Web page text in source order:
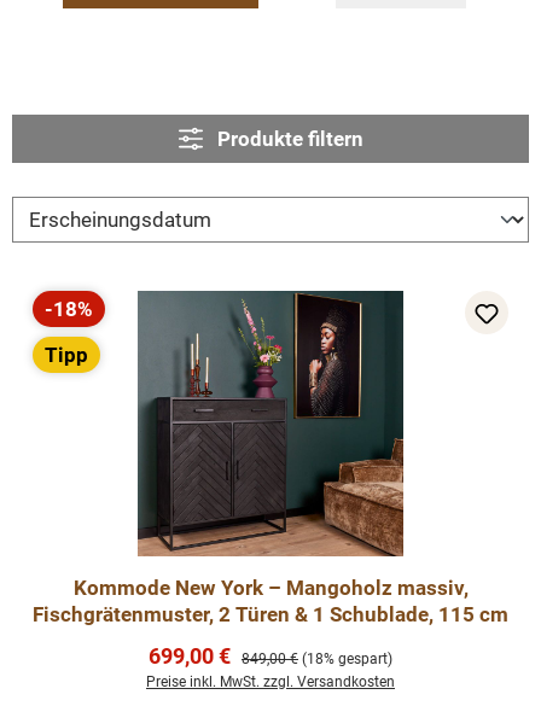
Produkte filtern
Rabatt
-18%
Tipp
Kommode New York – Mangoholz massiv,
Fischgrätenmuster, 2 Türen & 1 Schublade, 115 cm
Verkaufspreis:
699,00 € Regulärer Preis:
849,00 € (18% gespart)
Preise inkl. MwSt. zzgl. Versandkosten